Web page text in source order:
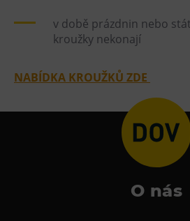
Ubytování
Hotel VP1
Narozeninové oslavy
v době prázdnin nebo
kroužky nekonají
NABÍDKA KROUŽKŮ ZDE
O nás